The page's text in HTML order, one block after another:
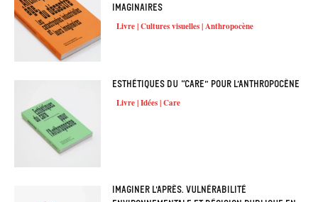
imaginaires
Livre | Cultures visuelles | Anthropocène
Esthétiques du “care” pour l’Anthropocène
Livre | Idées | Care
Imaginer l’après. Vulnérabilité